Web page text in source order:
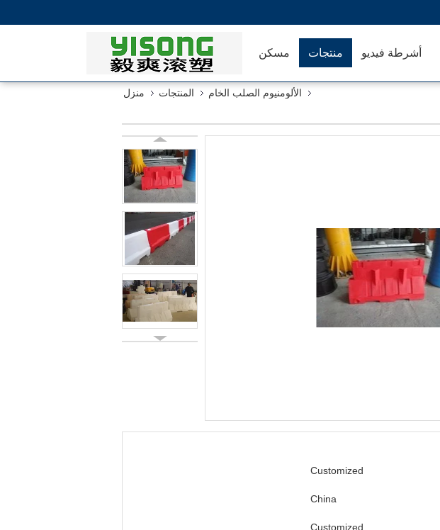
مسكن منتجات أشرطة فيديو
منزل المنتجات الألومنيوم الصلب الخام
Customized
China
Customized